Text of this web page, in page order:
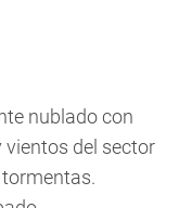
nublado con
del sector